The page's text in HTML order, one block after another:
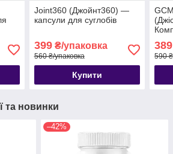
Joint360 (Джойнт360) —
капсули для суглобів
399₴/упаковка
560 ₴/упаковка
Купити
389
590
та новинки
–42%